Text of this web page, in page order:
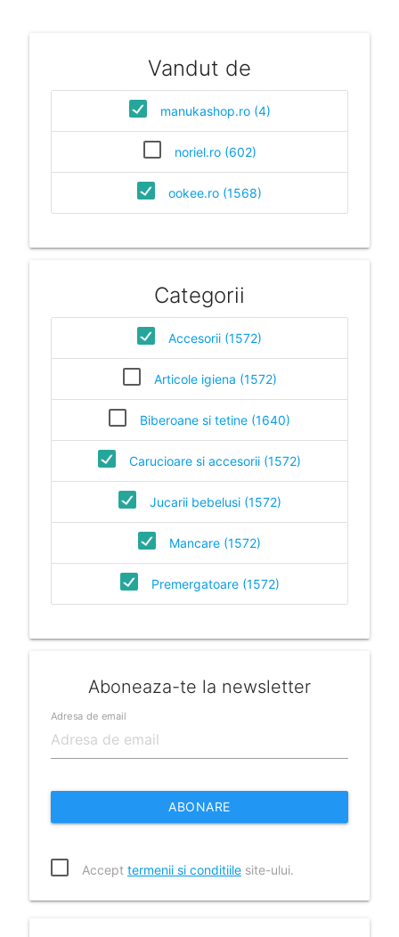
Vandut de
manukashop.ro (4)
noriel.ro (602)
ookee.ro (1568)
Categorii
Accesorii (1572)
Articole igiena (1572)
Biberoane si tetine (1640)
Carucioare si accesorii (1572)
Jucarii bebelusi (1572)
Mancare (1572)
Premergatoare (1572)
Aboneaza-te la newsletter
Adresa de email
ABONARE
Accept termenii si conditiilesite-ului.